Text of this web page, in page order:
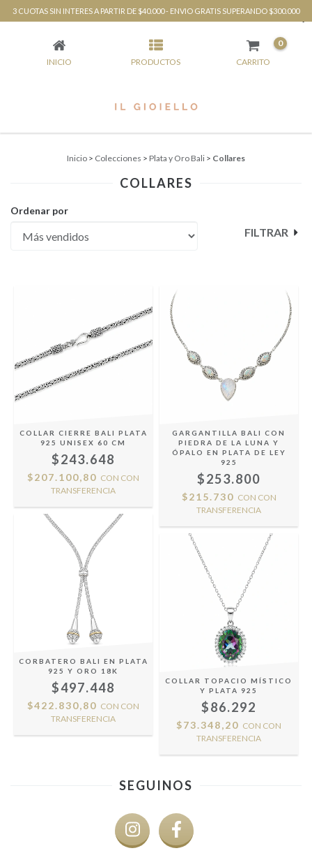
3 CUOTAS SIN INTERES A PARTIR DE $40.000 - ENVIO GRATIS SUPERANDO $300.000
COLLARES
INICIO PRODUCTOS CARRITO
0
Inicio > Colecciones > Plata y Oro Bali > Collares
COLLARES
Ordenar por
FILTRAR
COLLAR CIERRE BALI PLATA
925 UNISEX 60 CM
$243.648
$207.100,80 CON CON
TRANSFERENCIA
GARGANTILLA BALI CON
PIEDRA DE LA LUNA Y
ÓPALO EN PLATA DE LEY
925
$253.800
$215.730 CON CON
TRANSFERENCIA
CORBATERO BALI EN PLATA
925 Y ORO 18K
$497.448
$422.830,80 CON CON
TRANSFERENCIA
COLLAR TOPACIO MÍSTICO
Y PLATA 925
$86.292
$73.348,20 CON CON
TRANSFERENCIA
SEGUINOS